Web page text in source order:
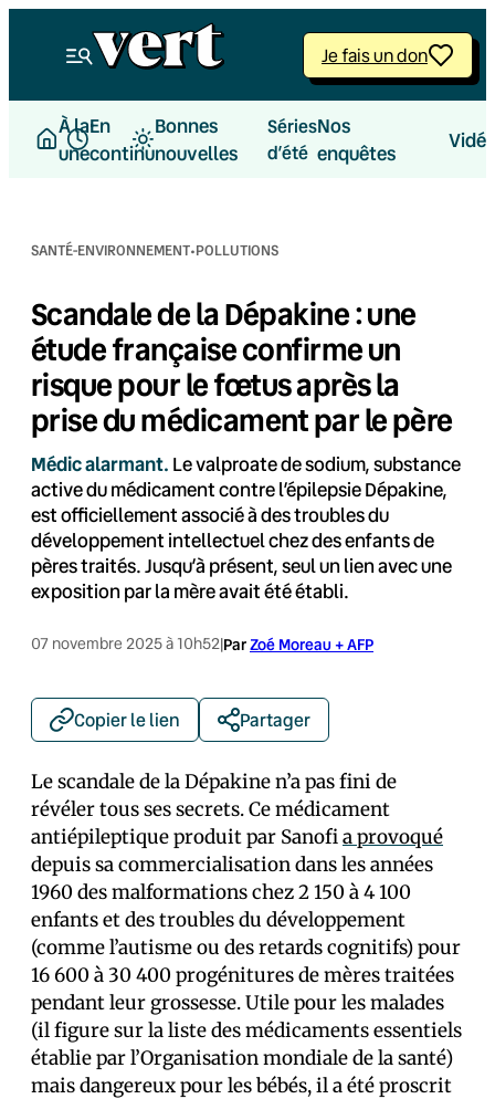
Je fais un don
À la
une
En
continu
Bonnes
nouvelles
Séries
d’été
Nos
enquêtes
SANTÉ-ENVIRONNEMENT·POLLUTIONS
Scandale de la Dépakine : une
étude française confirme un
risque pour le fœtus après la
prise du médicament par le père
Médic alarmant. Le valproate de sodium, substance
active du médicament contre l’épilepsie Dépakine,
est officiellement associé à des troubles du
développement intellectuel chez des enfants de
pères traités. Jusqu’à présent, seul un lien avec une
exposition par la mère avait été établi.
07 novembre 2025 à 10h52|ParZoé Moreau + AFP
Copier le lien Partager
Le scandale de la Dépakine n’a pas fini de
révéler tous ses secrets. Ce médicament
antiépileptique produit par Sanofia provoqué
depuis sa commercialisation dans les années
1960 des malformations chez 2 150 à 4 100
enfants et des troubles du développement
(comme l’autisme ou des retards cognitifs) pour
16 600 à 30 400 progénitures de mères traitées
pendant leur grossesse. Utile pour les malades
(il figure sur la liste des médicaments essentiels
établie par l’Organisation mondiale de la santé)
mais dangereux pour les bébés, il a été proscrit